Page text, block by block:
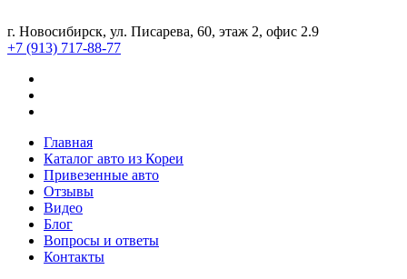
г. Новосибирск, ул. Писарева, 60, этаж 2, офис 2.9
+7 (913) 717-88-77
Главная
Каталог авто из Кореи
Привезенные авто
Отзывы
Видео
Блог
Вопросы и ответы
Контакты